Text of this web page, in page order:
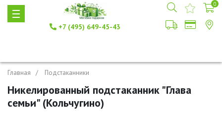
+7 (495) 649-45-43
0
Главная Подстаканники
Никелированный подстаканник "Глава
семьи" (Кольчугино)